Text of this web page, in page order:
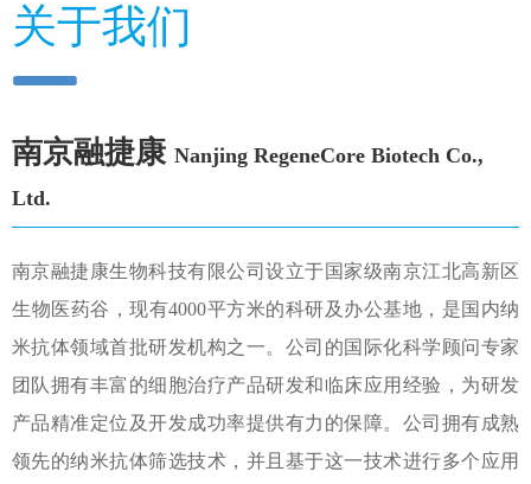
关于我们
南京融捷康 Nanjing RegeneCore Biotech Co.,
Ltd.
南京融捷康生物科技有限公司设立于国家级南京江北高新区
生物医药谷，现有4000平方米的科研及办公基地，是国内纳
米抗体领域首批研发机构之一。公司的国际化科学顾问专家
团队拥有丰富的细胞治疗产品研发和临床应用经验，为研发
产品精准定位及开发成功率提供有力的保障。公司拥有成熟
领先的纳米抗体筛选技术，并且基于这一技术进行多个应用